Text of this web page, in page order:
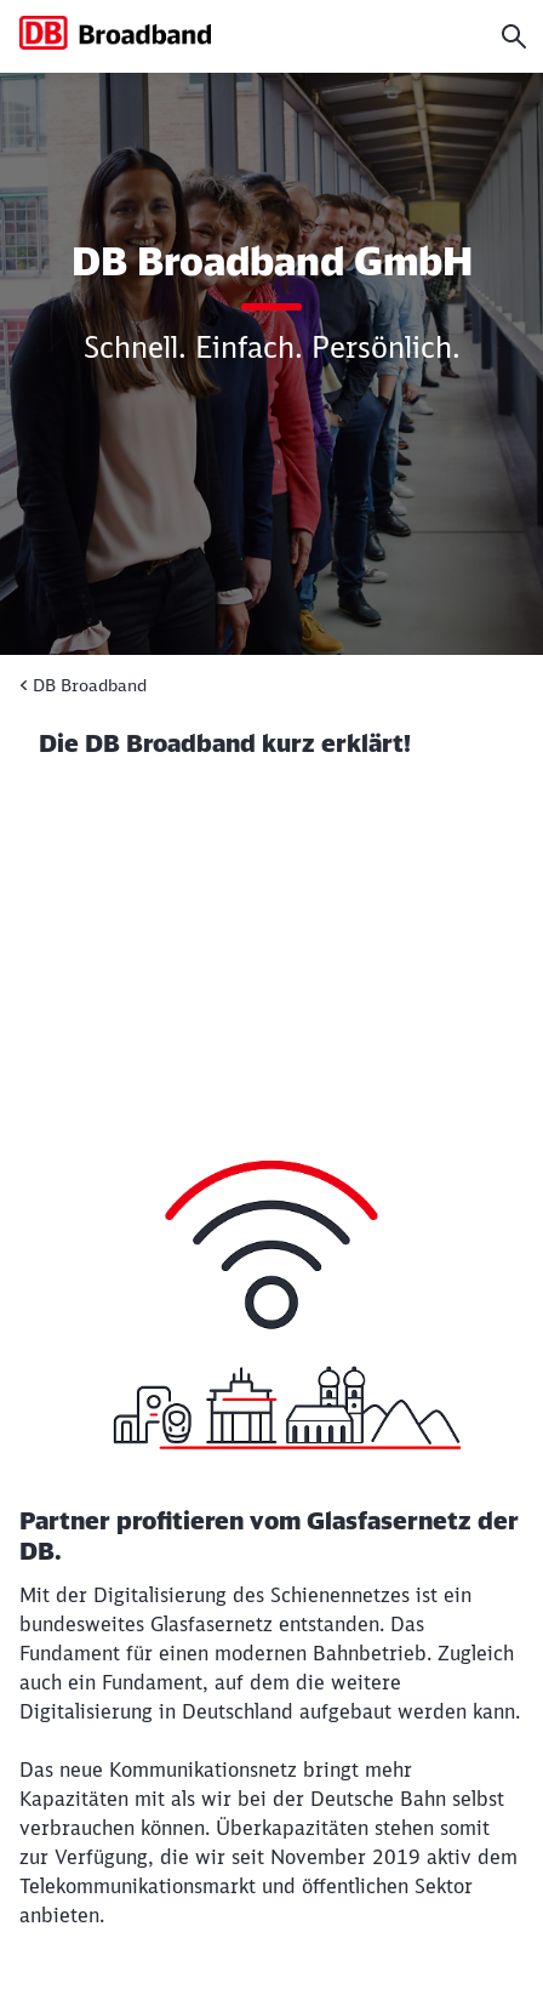
Unternehmen
DB Broadband GmbH
Schnell. Einfach. Persönlich.
DB Broadband
Die DB Broadband kurz erklärt!
Partner profitieren vom Glasfasernetz der
DB.
Mit der Digitalisierung des Schienennetzes ist ein
bundesweites Glasfasernetz entstanden. Das
Fundament für einen modernen Bahnbetrieb. Zugleich
auch ein Fundament, auf dem die weitere
Digitalisierung in Deutschland aufgebaut werden kann.
Das neue Kommunikationsnetz bringt mehr
Kapazitäten mit als wir bei der Deutsche Bahn selbst
verbrauchen können. Überkapazitäten stehen somit
zur Verfügung, die wir seit November 2019 aktiv dem
Telekommunikationsmarkt und öffentlichen Sektor
anbieten.